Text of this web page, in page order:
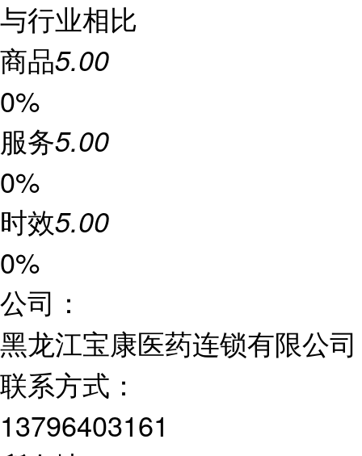
与行业相比
商品5.00
0%
服务5.00
0%
时效5.00
0%
公司：
黑龙江宝康医药连锁有限公司
联系方式：
13796403161